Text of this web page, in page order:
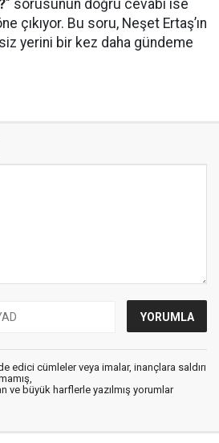
" sorusunun doğru cevabı ise
çıkıyor. Bu soru, Neşet Ertaş’ın
yerini bir kez daha gündeme
edici cümleler veya imalar, inançlara saldırı
ve büyük harflerle yazılmış yorumlar